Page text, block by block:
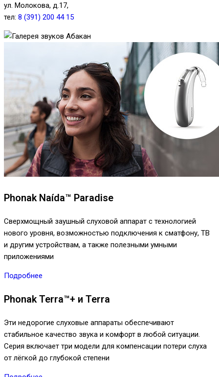
ул. Молокова, д.17,
тел: 8 (391) 200 44 15
Phonak Naída™ Paradise
Сверхмощный заушный слуховой аппарат с технологией
нового уровня, возможностью подключения к сматфону, ТВ
и другим устройствам, а также полезными умными
приложениями
Подробнее
Phonak Terra™+ и Terra
Эти недорогие слуховые аппараты обеспечивают
стабильное качество звука и комфорт в любой ситуации.
Серия включает три модели для компенсации потери слуха
от лёгкой до глубокой степени